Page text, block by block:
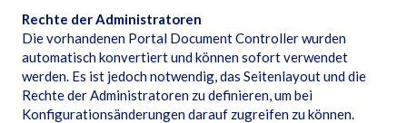
Rechte der Administratoren
Die vorhandenen Portal Document Controller wurden
automatisch konvertiert und können sofort verwendet
werden. Es ist jedoch notwendig, das Seitenlayout und die
Rechte der Administratoren zu definieren, um bei
Konfigurationsänderungen darauf zugreifen zu können.